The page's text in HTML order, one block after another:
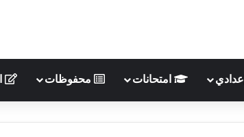
إعدادي امتحانات محفوظات